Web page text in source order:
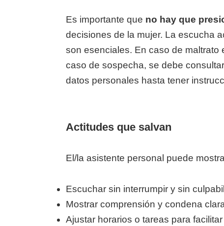
Es importante que no hay que
decisiones de la mujer. La escucha
son esenciales. En caso de
caso de sospecha, se debe
datos personales hasta tener
Actitudes que salvan
El/la asistente personal puede
Escuchar sin interrumpir y sin
Mostrar comprensión y condena
Ajustar horarios o tareas para